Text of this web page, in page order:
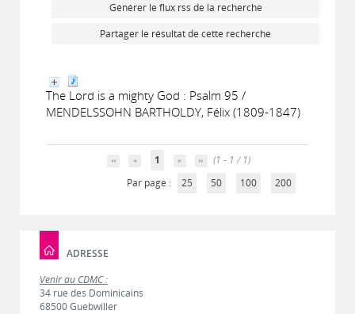
Générer le flux rss de la recherche
Partager le résultat de cette recherche
The Lord is a mighty God : Psalm 95 /
MENDELSSOHN BARTHOLDY, Félix (1809-1847)
1
(1 - 1 / 1)
Par page :
25 50 100 200
ADRESSE
Venir au CDMC :
34 rue des Dominicains
68500 Guebwiller